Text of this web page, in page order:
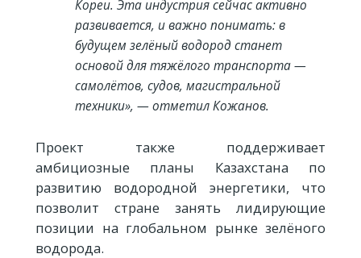
Кореи. Эта индустрия сейчас активно
развивается, и важно понимать: в
будущем зелёный водород станет
основой для тяжёлого транспорта —
самолётов, судов, магистральной
техники», — отметил Кожанов.
Проект также поддерживает
амбициозные планы Казахстана по
развитию водородной энергетики, что
позволит стране занять лидирующие
позиции на глобальном рынке зелёного
водорода.